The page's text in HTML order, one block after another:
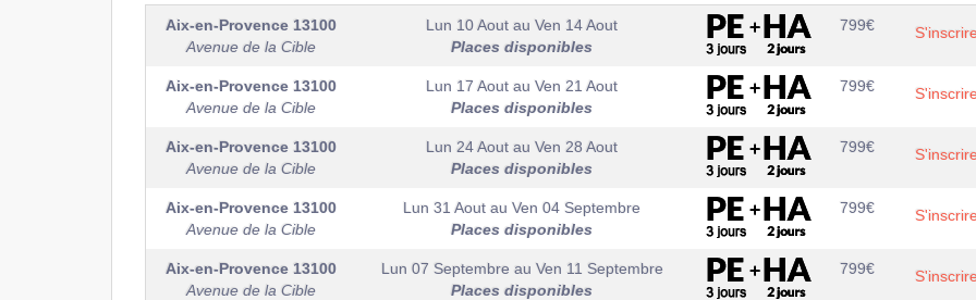
Aix-en-Provence 13100
Avenue de la Cible
Lun 10 Aout au Ven 14 Aout
Places disponibles
799€ S'inscrire
Aix-en-Provence 13100
Avenue de la Cible
Lun 17 Aout au Ven 21 Aout
Places disponibles
799€ S'inscrire
Aix-en-Provence 13100
Avenue de la Cible
Lun 24 Aout au Ven 28 Aout
Places disponibles
799€ S'inscrire
Aix-en-Provence 13100
Avenue de la Cible
Lun 31 Aout au Ven 04 Septembre
Places disponibles
799€ S'inscrire
Aix-en-Provence 13100
Avenue de la Cible
Lun 07 Septembre au Ven 11 Septembre
Places disponibles
799€ S'inscrire